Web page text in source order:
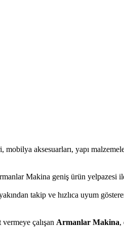
mobilya aksesuarları, yapı
Makina geniş ürün yelpazesi
takip ve hızlıca uyum
çalışan Armanlar Makina,